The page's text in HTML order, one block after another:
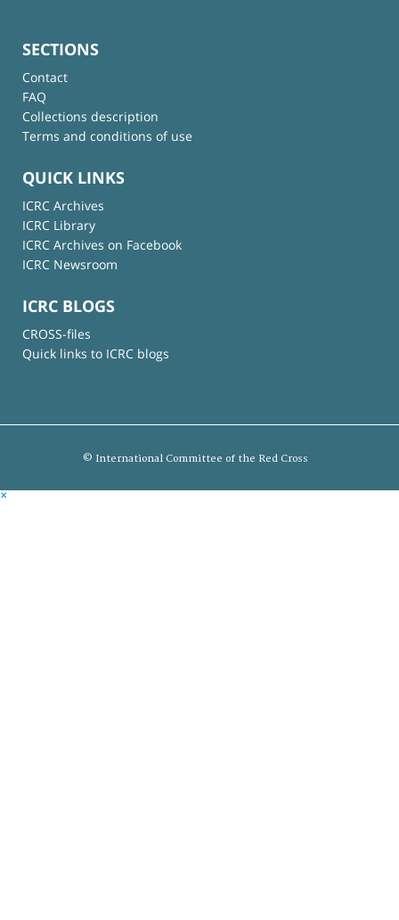
SECTIONS
Contact
FAQ
Collections description
Terms and conditions of use
QUICK LINKS
ICRC Archives
ICRC Library
ICRC Archives on Facebook
ICRC Newsroom
ICRC BLOGS
CROSS-files
Quick links to ICRC blogs
© International Committee of the Red Cross
×